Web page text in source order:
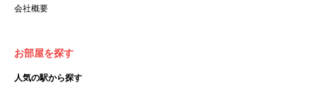
た個人を意味します。
録した情報、本サービス利用中に当社が登録を求めた情報
った場合の当該情報を意味します。
会社概要
お部屋を探す
人気の駅から探す